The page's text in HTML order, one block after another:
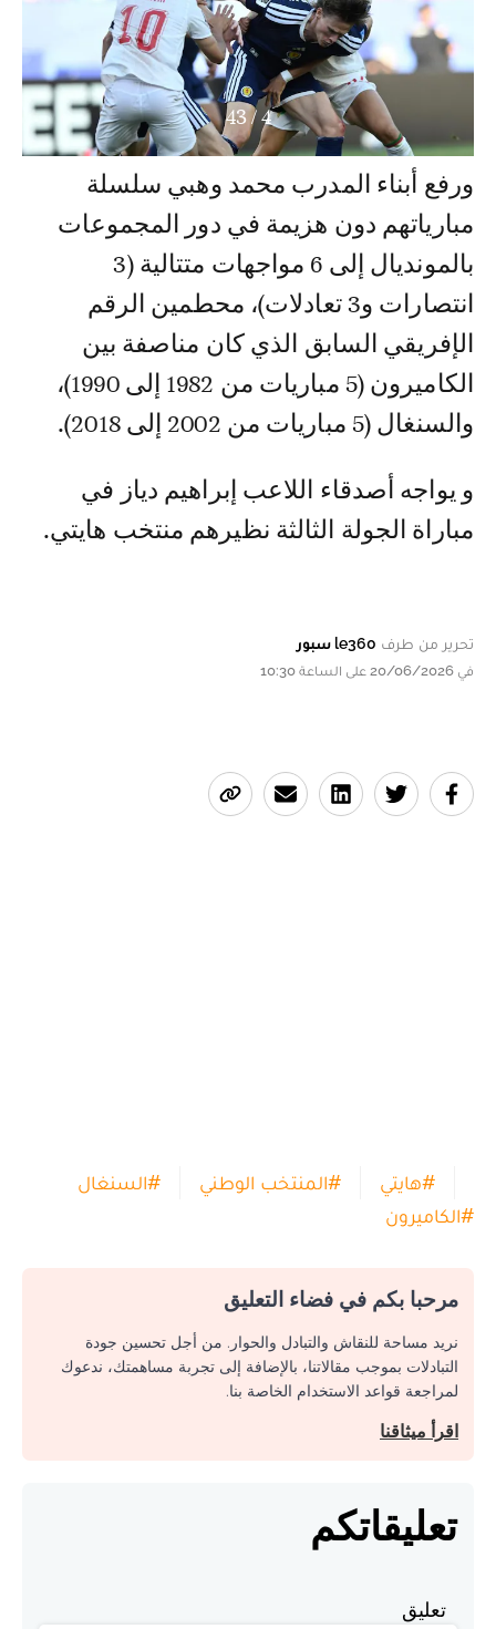
4
/
43
ورفع أبناء المدرب محمد وهبي سلسلة
مبارياتهم دون هزيمة في دور المجموعات
بالمونديال إلى 6 مواجهات متتالية (3
انتصارات و3 تعادلات)، محطمين الرقم
الإفريقي السابق الذي كان مناصفة بين
الكاميرون (5 مباريات من 1982 إلى 1990)،
والسنغال (5 مباريات من 2002 إلى 2018).
و يواجه أصدقاء اللاعب إبراهيم دياز في
مباراة الجولة الثالثة نظيرهم منتخب هايتي.
تحرير من طرف le360 سبور
في 20/06/2026 على الساعة 10:30
#هايتي #المنتخب الوطني #السنغال
#الكاميرون
مرحبا بكم في فضاء التعليق
نريد مساحة للنقاش والتبادل والحوار. من أجل تحسين جودة
التبادلات بموجب مقالاتنا، بالإضافة إلى تجربة مساهمتك، ندعوك
لمراجعة قواعد الاستخدام الخاصة بنا.
اقرأ ميثاقنا
تعليقاتكم
تعليق